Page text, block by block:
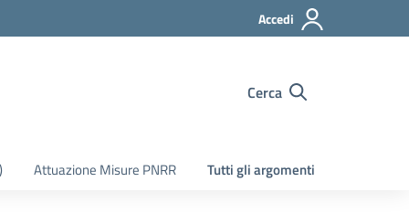
Accedi
Cerca
Attuazione Misure PNRR Tutti gli argomenti